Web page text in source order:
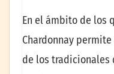
En el ámbito de los
Chardonnay
de los tradicionales